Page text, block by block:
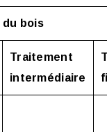
bois
Traitement
intermédiaire